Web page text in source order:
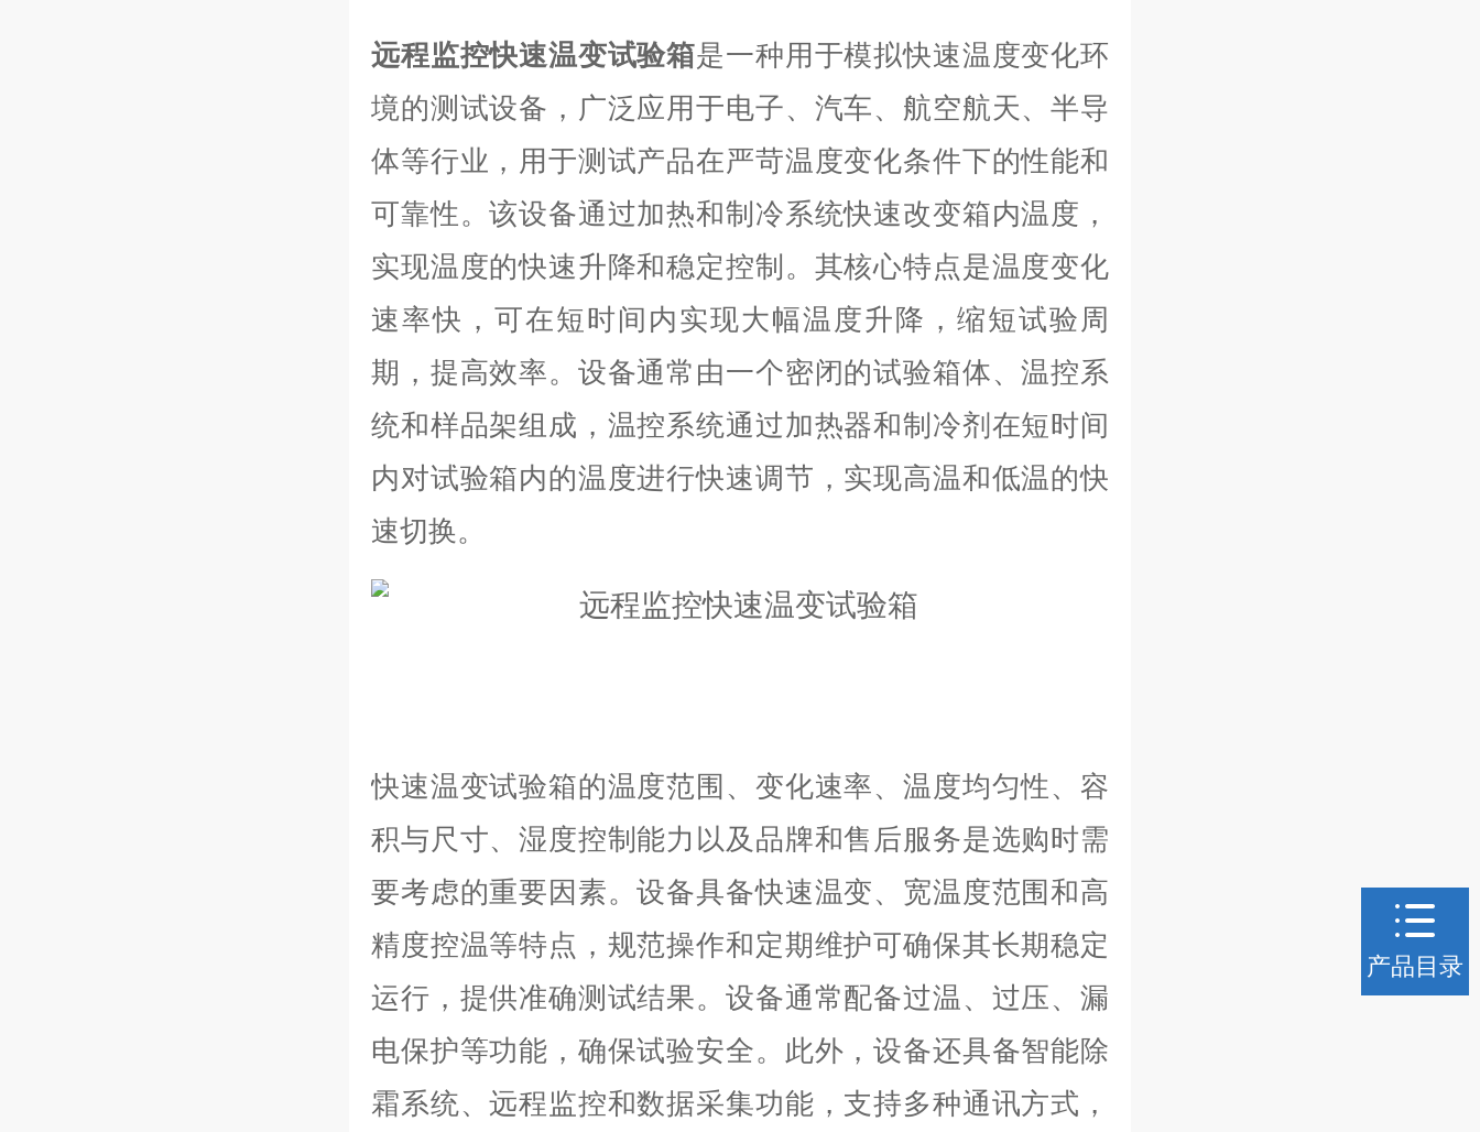
远程监控快速温变试验箱是一种用于模拟快速温度变化环
境的测试设备，广泛应用于电子、汽车、航空航天、半导
体等行业，用于测试产品在严苛温度变化条件下的性能和
可靠性。该设备通过加热和制冷系统快速改变箱内温度，
实现温度的快速升降和稳定控制。其核心特点是温度变化
速率快，可在短时间内实现大幅温度升降，缩短试验周
期，提高效率。设备通常由一个密闭的试验箱体、温控系
统和样品架组成，温控系统通过加热器和制冷剂在短时间
内对试验箱内的温度进行快速调节，实现高温和低温的快
速切换。
快速温变试验箱的温度范围、变化速率、温度均匀性、容
积与尺寸、湿度控制能力以及品牌和售后服务是选购时需
要考虑的重要因素。设备具备快速温变、宽温度范围和高
精度控温等特点，规范操作和定期维护可确保其长期稳定
运行，提供准确测试结果。设备通常配备过温、过压、漏
电保护等功能，确保试验安全。此外，设备还具备智能除
霜系统、远程监控和数据采集功能，支持多种通讯方式，
产品目录